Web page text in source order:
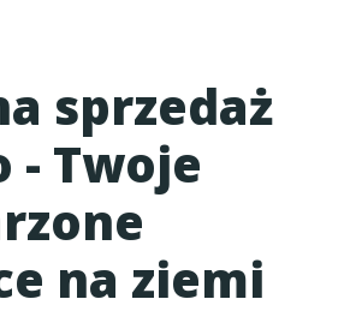
sprzedaż
- Twoje
na ziemi